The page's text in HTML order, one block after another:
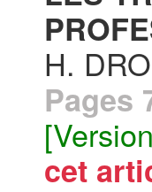
H.
Pages
cet